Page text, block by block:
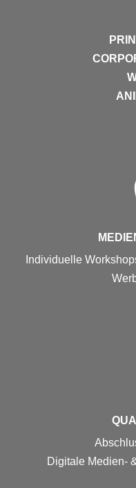
Individuelle
Digitale Medien-